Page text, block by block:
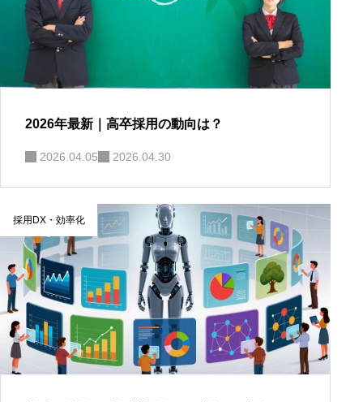
2026年最新｜高卒採用の動向は？
2026.04.05 2026.04.30
採用DX・効率化